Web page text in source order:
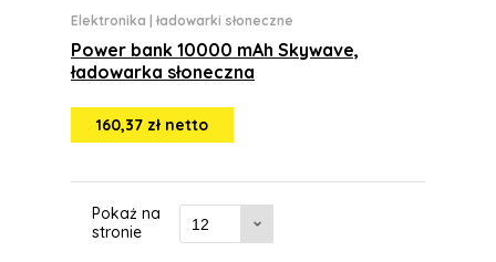
Elektronika ładowarki słoneczne
Power bank 10000 mAh Skywave,
ładowarka słoneczna
160,37 zł netto
Pokaż na
stronie